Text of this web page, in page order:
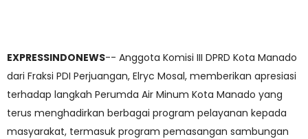
EXPRESSINDONEWS-- Anggota Komisi III DPRD Kota Manado
dari Fraksi PDI Perjuangan, Elryc Mosal, memberikan apresiasi
terhadap langkah Perumda Air Minum Kota Manado yang
terus menghadirkan berbagai program pelayanan kepada
masyarakat, termasuk program pemasangan sambungan